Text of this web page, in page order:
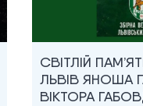
СВІТЛІЙ
ЛЬВІВ ЯНОША
ВІКТОРА